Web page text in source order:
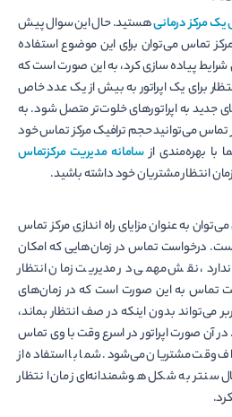
یک مرکز درمانیهستید. حال این سوال پیش
مرکز تماس می‌توان برای این موضوع استفاده
شرایط پیاده سازی کرد، به این صورت است که
برای یک اپراتور به بیش از یک عدد خاص
جدید به اپراتورهای خلوت‌تر متصل شود. به
تماس می‌توانید حجم ترافیک مرکز تماس خود
با بهره‌مندی ازسامانه مدیریت مرکزتماس
انتظار مشتریان خود داشته باشید.
به عنوان مزایای راه اندازی مرکز تماس
درخواست تماس در زمان‌هایی که امکان
نقش مهمی در مدیریت زمان انتظار
تماس به این صورت است که در زمان‌های
می‌تواند بدون اینکه در صف انتظار بماند،
آن صورت اپراتور در اسرع وقت با وی تماس
وقت مشتریان می‌شود. شما با استفاده از
سنتر به شکل هوشمندانه‌ای زمان انتظار